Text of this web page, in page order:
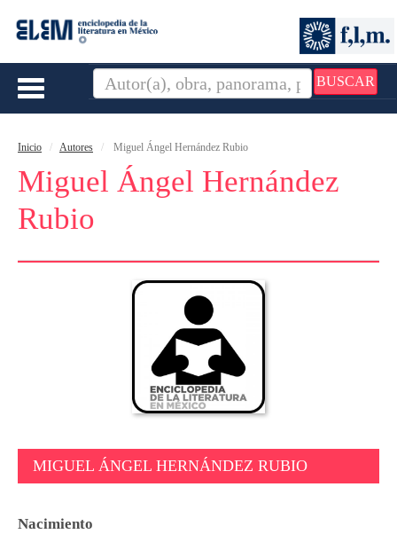
BUSCAR
Toggle
Inicio Autores Miguel Ángel Hernández Rubio
Miguel Ángel Hernández
Rubio
MIGUEL ÁNGEL HERNÁNDEZ RUBIO
Nacimiento